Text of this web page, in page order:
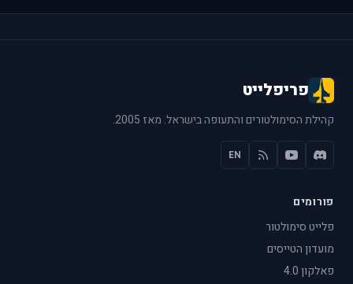
פריפלייט
קהילת הסימולטורים והתעופה בישראל. מאז 2005.
EN
פורומים
פלייט סימולטור
מועדון הטייסים
פאלקון 4.0